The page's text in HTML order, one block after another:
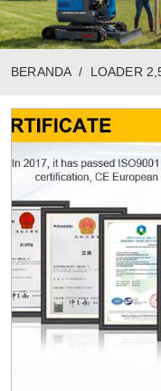
BERANDA LOADER